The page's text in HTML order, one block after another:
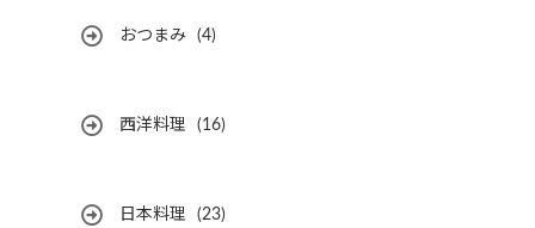
おつまみ (4)
西洋料理 (16)
日本料理 (23)